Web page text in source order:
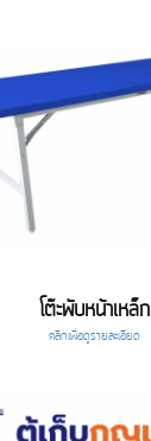
โต๊ะพับหน้าเหล็ก
คลิกเพื่อดูรายละเอียด